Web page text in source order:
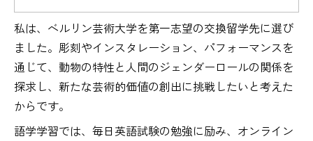
私は、ベルリン芸術大学を第一志望の交換留学先に選び
ました。彫刻やインスタレーション、パフォーマンスを
通じて、動物の特性と人間のジェンダーロールの関係を
探求し、新たな芸術的価値の創出に挑戦したいと考えた
からです。
語学学習では、毎日英語試験の勉強に励み、オンライン